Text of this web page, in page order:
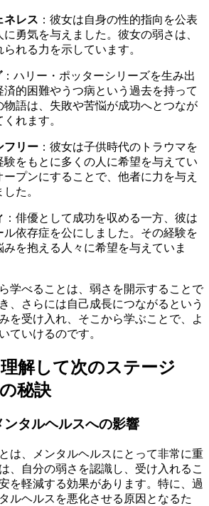
ネレス ：彼女は自身の性的指向を公表
に勇気を与えました。彼女の弱さは、
れる力を示しています。
：ハリー・ポッターシリーズを生み出
済的困難やうつ病という過去を持って
物語は、失敗や苦悩が成功へとつなが
れます。
フリー ：彼女は子供時代のトラウマを
験をもとに多くの人に希望を与えてい
ープンにすることで、他者に力を与え
た。
：俳優として成功を収める一方、彼は
ル依存症を公にしました。その経験を
を抱える人々に希望を与えていま
学べることは、弱さを開示することで
、さらには自己成長につながるという
を受け入れ、そこから学ぶことで、よ
ていけるのです。
解して次のステージ
秘訣
タルヘルスへの影響
は、メンタルヘルスにとって非常に重
、自分の弱さを認識し、受け入れるこ
を軽減する効果があります。特に、過
ルヘルスを悪化させる原因となるた